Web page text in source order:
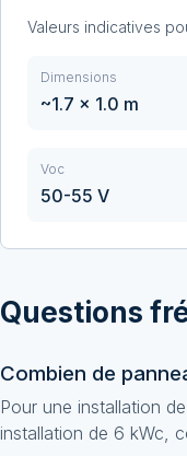
Valeurs indicatives
Dimensions
~1.7 x 1.0 m
Voc
50-55 V
Questions
Combien de
Pour une installation
installation de 6 kWc,